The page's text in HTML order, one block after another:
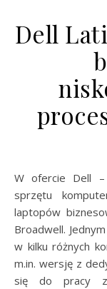
Dell
W ofercie Dell – znanego amerykańskiego producenta
sprzętu
laptopów
Broadwell.
w kilku różnych
m.in. wersję z
się do pracy z